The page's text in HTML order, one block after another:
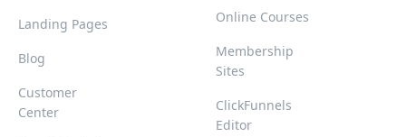
Landing Pages
Blog
Customer
Center
Online Courses
Membership
Sites
ClickFunnels
Editor